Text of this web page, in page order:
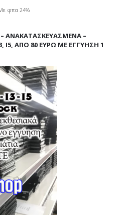
φπα 24%
ΑΝΑΚΑΤΑΣΚΕΥΑΣΜΈΝΑ –
I5, ΑΠΌ 80 ΕΥΡΏ ΜΕ ΕΓΓΎΗΣΗ 1